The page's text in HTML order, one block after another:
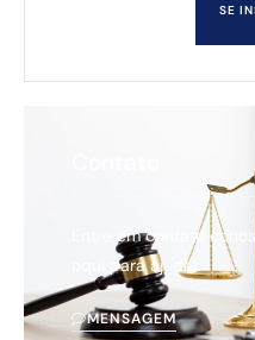
SE
Entre em contato
aqui para ajudar.
MENSAGEM